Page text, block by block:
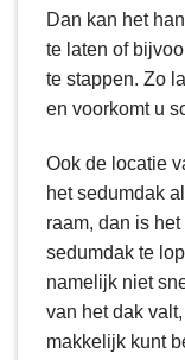
Dan kan het
te laten of
te stappen. Zo
en voorkomt u
Ook de locatie
het sedumdak
raam, dan is
sedumdak te
namelijk niet
van het dak
makkelijk kunt